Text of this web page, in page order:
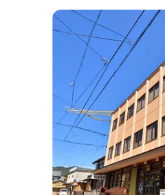
きませんか？ バイク
や石窯料理が楽しめ
ておりますので、あ